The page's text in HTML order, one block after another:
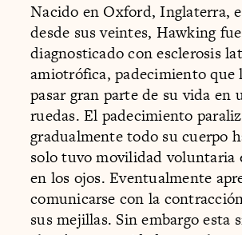
Nacido en Oxford, Inglaterra,
desde sus veintes, Hawking fue
diagnosticado con esclerosis
amiotrófica, padecimiento que
pasar gran parte de su vida en
ruedas. El padecimiento
gradualmente todo su cuerpo
solo tuvo movilidad voluntaria
en los ojos. Eventualmente
comunicarse con la
sus mejillas. Sin embargo esta